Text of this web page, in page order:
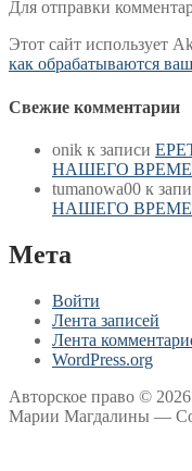
Для отправки
Этот сайт использует
как обрабатываются
Свежие комментарии
onik к записи
НАШЕГО
tumanowa00 к
НАШЕГО
Мета
Войти
Лента записей
Лента
WordPress.org
Авторское право ©
Марии Магдалины —